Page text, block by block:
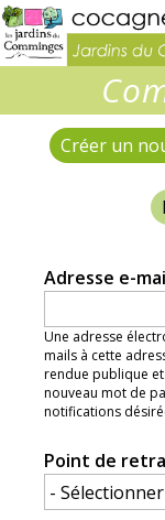
Onglets
Créer un
Adresse e-
Une adresse
mails à cette
rendue publique
nouveau mot de
notifications
Point de